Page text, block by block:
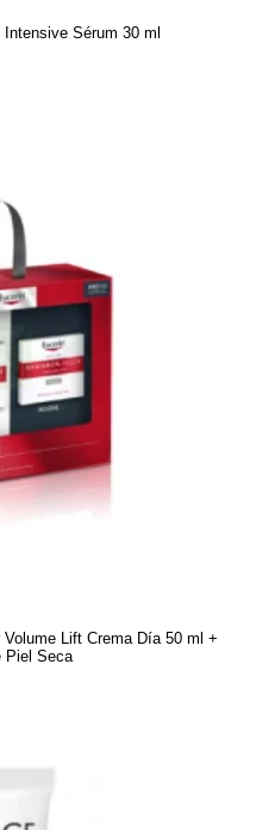
Sérum 30 ml
Lift Crema Día 50 ml +
Piel Seca